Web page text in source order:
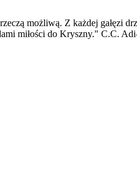
możliwą. Z każdej gałęzi
miłości do Kryszny." C.C.